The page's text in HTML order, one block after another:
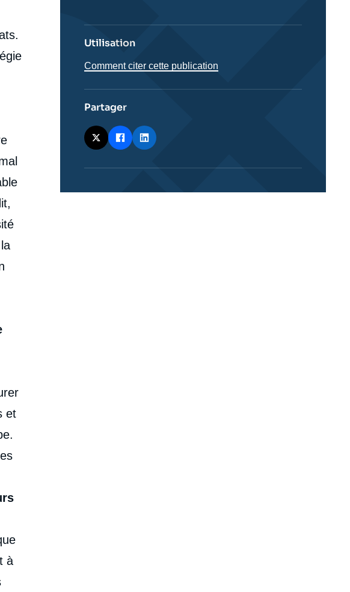
et
à
Utilisation
Comment citer cette publication
Partager
– Pour une